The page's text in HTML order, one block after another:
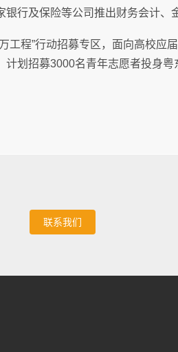
行及保险等公司推出财务会计、
程”行动招募专区，面向高校应
划招募3000名青年志愿者投身
联系我们